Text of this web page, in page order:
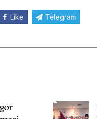
Like Telegram